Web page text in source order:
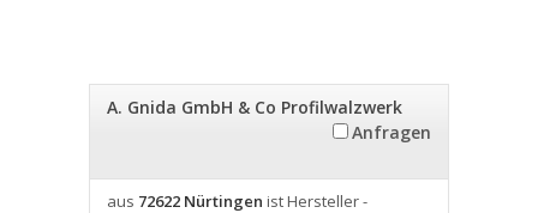
A. Gnida GmbH & Co Profilwalzwerk
Anfragen
aus 72622 Nürtingen ist Hersteller -